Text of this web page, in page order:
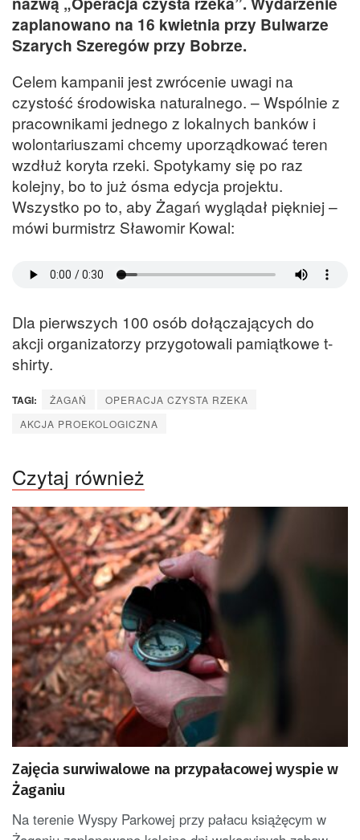
zaplanowano na 16 kwietnia przy Bulwarze
Szarych Szeregów przy Bobrze.
Celem kampanii jest zwrócenie uwagi na
czystość środowiska naturalnego. – Wspólnie z
pracownikami jednego z lokalnych banków i
wolontariuszami chcemy uporządkować teren
wzdłuż koryta rzeki. Spotykamy się po raz
kolejny, bo to już ósma edycja projektu.
Wszystko po to, aby Żagań wyglądał piękniej –
mówi burmistrz Sławomir Kowal:
Dla pierwszych 100 osób dołączających do
akcji organizatorzy przygotowali pamiątkowe t-
shirty.
TAGI: ŻAGAŃ
OPERACJA CZYSTA RZEKA
AKCJA PROEKOLOGICZNA
Czytaj również
Zajęcia surwiwalowe na przypałacowej wyspie w
Żaganiu
Na terenie Wyspy Parkowej przy pałacu książęcym w